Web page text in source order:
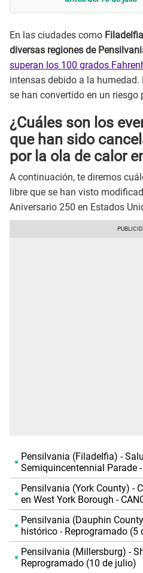
En las ciudades como
diversas regiones de
superan los 100 grados
intensas debido a la humedad.
se han convertido en un riesgo
¿Cuáles son los
que han sido
por la ola de calor
A continuación, te diremos
libre que se han visto
Aniversario 250 en Estados
Pensilvania (Filadelfia) -
Semiquincentennial Parade -
Pensilvania (York County) -
en West York Borough -
Pensilvania (Dauphin
histórico - Reprogramado (5
Pensilvania (Millersburg) -
Reprogramado (10 de julio)